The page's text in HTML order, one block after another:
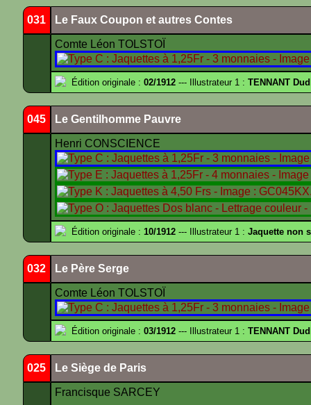
031 Le Faux Coupon et autres Contes
Comte Léon TOLSTOÏ
Édition originale : 02/1912 --- Illustrateur 1 : TENNANT
045 Le Gentilhomme Pauvre
Henri CONSCIENCE
Édition originale : 10/1912 --- Illustrateur 1 : Jaquette non
032 Le Père Serge
Comte Léon TOLSTOÏ
Édition originale : 03/1912 --- Illustrateur 1 : TENNANT
025 Le Siège de Paris
Francisque SARCEY